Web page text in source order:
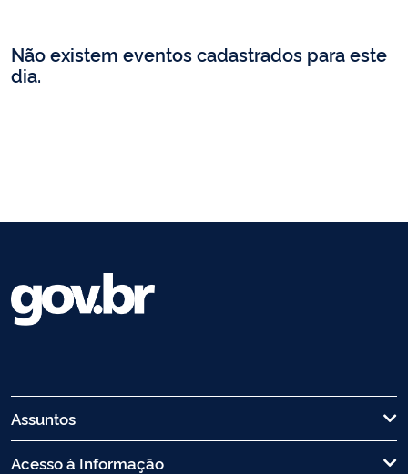
Não existem eventos cadastrados para este
dia.
Assuntos
Acesso à Informação